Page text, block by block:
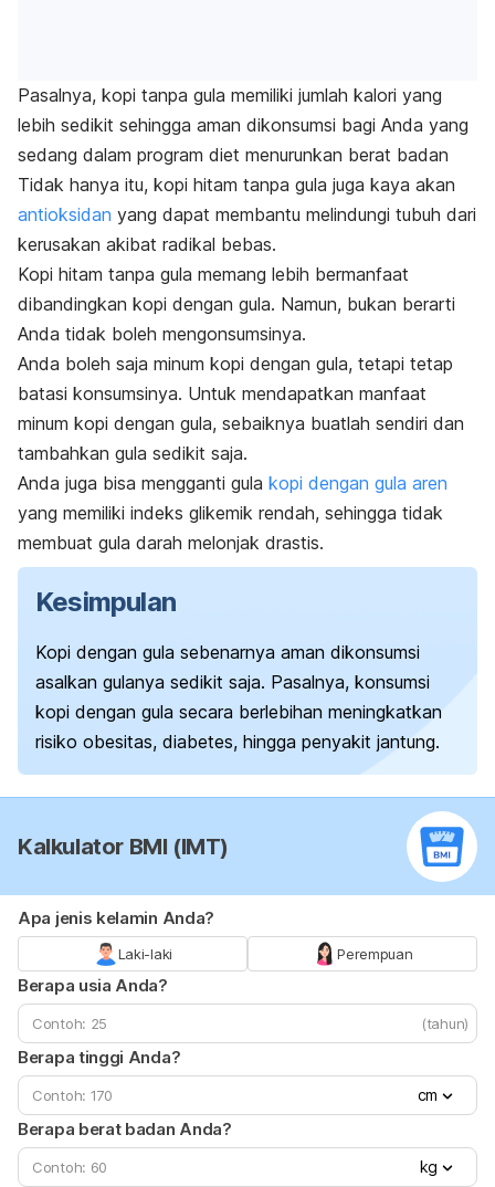
Pasalnya, kopi tanpa gula memiliki jumlah kalori yang
lebih sedikit sehingga aman dikonsumsi bagi Anda yang
sedang dalam program diet menurunkan berat badan
Tidak hanya itu, kopi hitam tanpa gula juga kaya akan
antioksidan yang dapat membantu melindungi tubuh dari
kerusakan akibat radikal bebas.
Kopi hitam tanpa gula memang lebih bermanfaat
dibandingkan kopi dengan gula. Namun, bukan berarti
Anda tidak boleh mengonsumsinya.
Anda boleh saja minum kopi dengan gula, tetapi tetap
batasi konsumsinya. Untuk mendapatkan manfaat
minum kopi dengan gula, sebaiknya buatlah sendiri dan
tambahkan gula sedikit saja.
Anda juga bisa mengganti gula kopi dengan gula aren
yang memiliki indeks glikemik rendah, sehingga tidak
membuat gula darah melonjak drastis.
Kesimpulan
Kopi dengan gula sebenarnya aman dikonsumsi
asalkan gulanya sedikit saja. Pasalnya, konsumsi
kopi dengan gula secara berlebihan meningkatkan
risiko obesitas, diabetes, hingga penyakit jantung.
Kalkulator BMI (IMT)
Apa jenis kelamin Anda?
Laki-laki Perempuan
Berapa usia Anda?
(tahun)
Berapa tinggi Anda?
cm
Berapa berat badan Anda?
kg